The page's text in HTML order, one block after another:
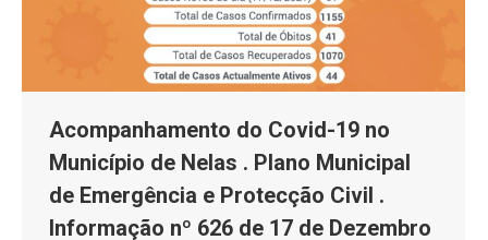
Acompanhamento do Covid-19 no
Município de Nelas . Plano Municipal
de Emergência e Protecção Civil .
Informação nº 626 de 17 de Dezembro